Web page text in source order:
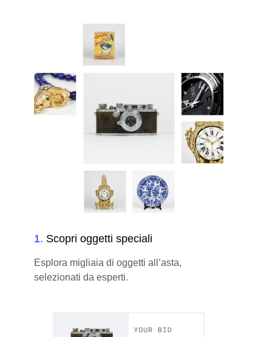
1. Scopri oggetti speciali
Esplora migliaia di oggetti all’asta,
selezionati da esperti.